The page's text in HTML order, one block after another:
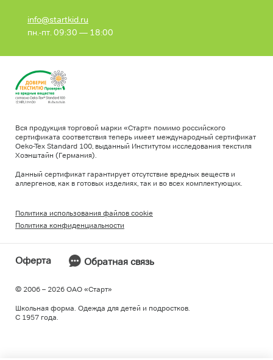
info@startkid.ru
пн.-пт. 09:30 — 18:00
© 2006 – 2026 ОAO «Старт»
Школьная форма. Одежда для детей и подростков.
С 1957 года.
Оферта Обратная связь
Вся продукция торговой марки «Старт» помимо российского
сертификата соответствия теперь имеет международный сертификат
Oeko-Tex Standard 100, выданный Институтом исследования текстиля
Хоэнштайн (Германия).
Данный сертификат гарантирует отсутствие вредных веществ и
аллергенов, как в готовых изделиях, так и во всех комплектующих.
Политика использования файлов cookie
Политика конфиденциальности